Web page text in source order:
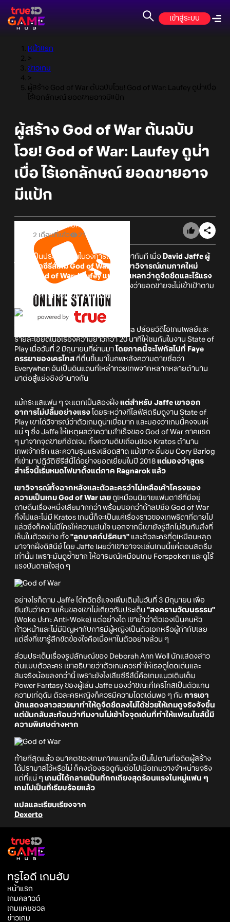
เข้าสู่ระบบ
หน้าแรก
>
ข่าวเกม
>
ผู้สร้าง God of War ต้นฉบับโวย! God of War: Laufey ดูน่าเบื่อ
ไร้เอกลักษณ์ ยอดขายอาจมีแป้ก
ผู้สร้าง God of War ต้นฉบับ
โวย! God of War: Laufey ดูน่า
เบื่อ ไร้เอกลักษณ์ ยอดขายอาจ
มีแป้ก
Online Station
2 เดือนที่แล้ว
21
กลายเป็นประเด็นร้อนในวงการเกมขึ้นมาทันที เมื่อ David Jaffe ผู้
ให้กำเนิดซีรีส์เกม God of War ออกมาวิจารณ์เกมภาคใหม่
อย่าง God of War: Laufey แบบสับแหลกว่าดูจืดชืดและไร้แรง
บันดาลใจสุด ๆ
นอกจากนี้ยังฟันธงแรงว่ายอดขายจะไม่เข้าเป้าตาม
ที่ Sony คาดหวังไว้อย่างแน่นอน
โดยก่อนหน้านี้ทาง Sony Santa Monica ปล่อยวิดีโอเกมเพลย์และ
รายละเอียดเนื้อเรื่องความยาวกว่า 20 นาทีให้ชมกันในงาน State of
Play เมื่อวันที่ 2 มิถุนายนที่ผ่านมา โดยภาคนี้จะโฟกัสไปที่ Faye
ภรรยาของเครโทส ที่ตื่นขึ้นมาในภพหลังความตายชื่อว่า
Everywhen อันเป็นดินแดนที่เหล่าทวยเทพจากหลากหลายตำนาน
มาต่อสู้แย่งชิงอำนาจกัน
แม้กระแสแฟน ๆ จะแตกเป็นสองฝั่ง แต่สำหรับ Jaffe เขาออก
อาการไม่ปลื้มอย่างแรง โดยระหว่างที่ไลฟ์สตรีมดูงาน State of
Play เขาได้วิจารณ์ว่าตัวเกมดูน่าเบื่อมาก และมองว่าเกมนี้คงจบเห่
แน่ ๆ ซึ่ง Jaffe ให้เหตุผลว่าความสำเร็จของ God of War ภาคแรก
ๆ มาจากจุดขายที่ชัดเจน ทั้งความดิบเถื่อนของ Kratos ตำนาน
เทพเจ้ากรีก และความรุนแรงเลือดสาด แม้เขาจะชื่นชม Cory Barlog
ที่เข้ามาปฏิวัติซีรีส์นี้ได้อย่างยอดเยี่ยมในปี 2018 แต่มองว่าสูตร
สำเร็จนี้เริ่มหมดไฟมาตั้งแต่ภาค Ragnarok แล้ว
เขาวิจารณ์ทั้งฉากหลังและตัวละครว่าไม่เหลือเค้าโครงของ
ความเป็นเกม God of War เลย ดูเหมือนนิยายแฟนตาซีที่มีอยู่
ดาษดื่นเรื่องหนึ่งเสียมากกว่า พร้อมบอกว่าถ้าลบชื่อ God of War
ทิ้งไปและไม่มี Kratos เกมนี้ก็จะเป็นแค่เรื่องราวของเทพธิดาที่ตายไป
แล้วซึ่งก็คงไม่มีใครให้ความสนใจ นอกจากนี้เขายังรู้สึกไม่อินกับสิ่งที่
เห็นในตัวอย่าง ทั้ง "ลูกบาศก์ปริศนา" และตัวละครที่ดูเหมือนหลุด
มาจากฝั่งดิสนีย์ โดย Jaffe เผยว่าเขาอาจจะเล่นเกมนี้แค่ตอนสตรีม
เท่านั้น เพราะมันดูซ้ำซาก ให้อารมณ์เหมือนเกม Forspoken และดูไร้
แรงบันดาลใจสุด ๆ
อย่างไรก็ตาม Jaffe ได้ทวีตชี้แจงเพิ่มเติมในวันที่ 3 มิถุนายน เพื่อ
ยืนยันว่าความเห็นของเขาไม่เกี่ยวกับประเด็น "สงครามวัฒนธรรม"
(Woke ปะทะ Anti-Woke) แต่อย่างใด เขาย้ำว่าตัวเองเป็นคนหัว
ก้าวหน้าและไม่มีปัญหากับการมีผู้หญิงเป็นตัวเอกหรือผู้กำกับเลย
แต่สิ่งที่เขารู้สึกขัดข้องใจคือเนื้อหาในตัวอย่างล้วน ๆ
ส่วนประเด็นเรื่องรูปลักษณ์ของ Deborah Ann Woll นักแสดงสาว
ต้นแบบตัวละคร เขาอธิบายว่าตัวเกมควรทำให้เธอดูโดดเด่นและ
สมจริงน้อยลงกว่านี้ เพราะยังไงเสียซีรีส์นี้คือเกมแนวเติมเต็ม
Power Fantasy ของผู้เล่น Jaffe มองว่าขณะที่เครโทสเป็นตัวแทน
ความเท่ดุดัน ตัวละครหญิงก็ควรมีความโดดเด่นพอ ๆ กัน การเอา
นักแสดงสาวสวยมาทำให้ดูจืดชืดลงไม่ได้ช่วยให้เกมดูจริงจังขึ้น
แต่มันกลับสะท้อนว่าทีมงานไม่เข้าใจจุดเด่นที่ทำให้แฟรนไชส์นี้มี
ความพิเศษต่างหาก
ท้ายที่สุดแล้ว อนาคตของเกมภาคแยกนี้จะเป็นไปตามที่อดีตผู้สร้าง
ได้ปรามาสไว้หรือไม่ ก็คงต้องรอดูกันต่อไปเมื่อเกมวางจำหน่ายจริง
แต่ที่แน่ ๆ เกมนี้ได้กลายเป็นที่ถกเถียงสุดร้อนแรงในหมู่แฟน ๆ
เกมไปเป็นที่เรียบร้อยแล้ว
แปลและเรียบเรียงจาก
Dexerto
ทรูไอดี เกมฮับ
หน้าแรก
เกมคลาวด์
เกมแคชชวล
ข่าวเกม